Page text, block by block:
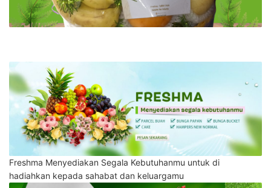
Freshma Menyediakan Segala Kebutuhanmu untuk di
hadiahkan kepada sahabat dan keluargamu